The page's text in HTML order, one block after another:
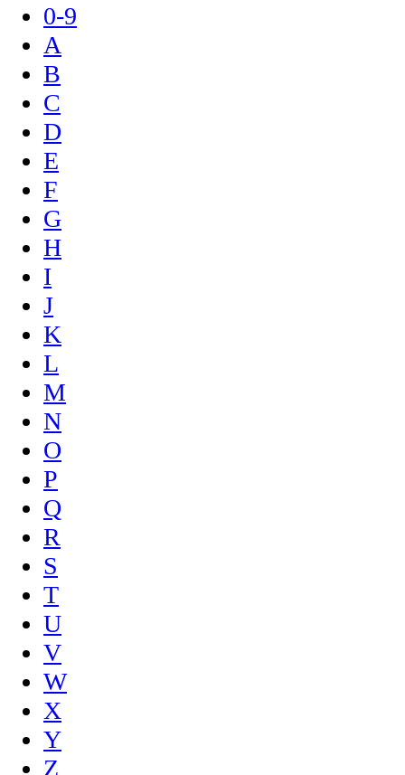
0-9
A
B
C
D
E
F
G
H
I
J
K
L
M
N
O
P
Q
R
S
T
U
V
W
X
Y
Z